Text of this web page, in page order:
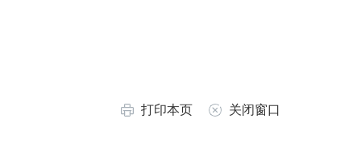
打印本页 关闭窗口